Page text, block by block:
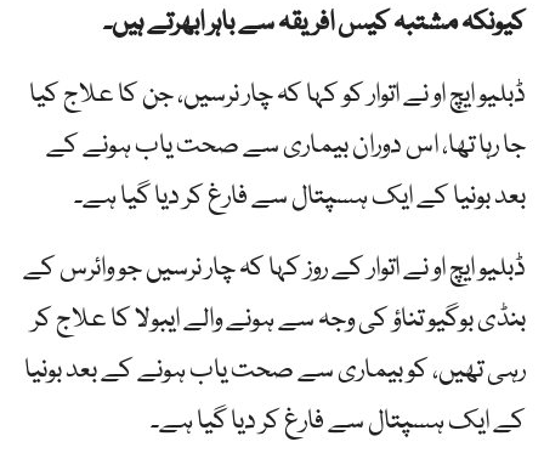
کیونکہ مشتبہ کیس افریقہ سے باہر ابھرتے ہیں۔
ڈبلیو ایچ او نے اتوار کو کہا کہ چار نرسیں، جن کا علاج کیا
جا رہا تھا، اس دوران بیماری سے صحت یاب ہونے کے
بعد بونیا کے ایک ہسپتال سے فارغ کر دیا گیا ہے۔
ڈبلیو ایچ او نے اتوار کے روز کہا کہ چار نرسیں جو وائرس کے
بنڈی بوگیو تناؤ کی وجہ سے ہونے والے ایبولا کا علاج کر
رہی تھیں، کو بیماری سے صحت یاب ہونے کے بعد بونیا
کے ایک ہسپتال سے فارغ کر دیا گیا ہے۔